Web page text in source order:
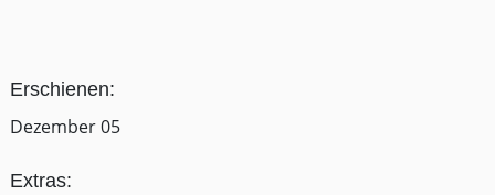
Erschienen:
Dezember 05
Extras: